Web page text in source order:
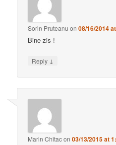
Sorin Pruteanu on08/16/2014
Bine zis !
Reply ↓
Marin Chitacon03/13/2015 at